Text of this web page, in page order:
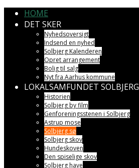
HOME
DET SKER
Nyhedsoversigt
Indsend en nyhed
Solbjerg Kalenderen
Opret arrangement
Bolig til salg
Nyt fra Aarhus kommune
LOKALSAMFUNDET SOLBJERG
Historien
Solbjerg by film
Genforeningsstenen i Solbjerg
Astrup mose
Solbjerg sø
Solbjerg skov
Hundeskoven
Den spiselige skov
Solbjerg have